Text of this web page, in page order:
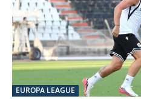
EUROPA LEAGUE